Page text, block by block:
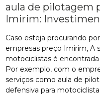
aula de pilotagem
Imirim:
Caso esteja procurando
empresas preço Imirim, A
motociclistas é
Por exemplo, com o
serviços como aula de
defensiva para